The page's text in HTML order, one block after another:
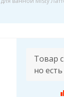
Товар
но